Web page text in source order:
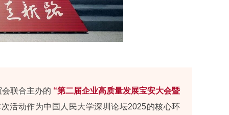
联合主办的 “第二届企业高质量发展宝安大会暨
活动作为中国人民大学深圳论坛2025的核心环